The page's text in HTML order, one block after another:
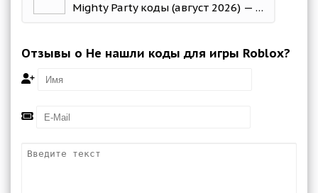
Mighty Party коды (август 2026) — бесплатные гемы, золото и эликсиры
Отзывы о Не нашли коды для игры Roblox?